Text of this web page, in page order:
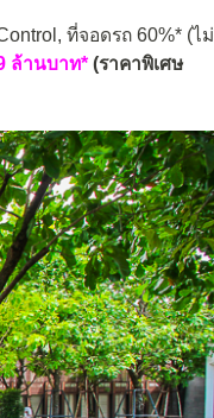
ที่จอดรถ 60%* (ไม่
ล้านบาท* (ราคาพิเศษ